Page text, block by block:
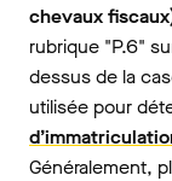
chevaux
rubrique "P.6"
dessus de la
utilisée pour
Généralement,